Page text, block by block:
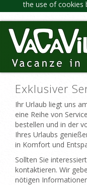
the use of cookies
Exklusiver
Ihr Urlaub liegt uns
eine Reihe von
bestellen und in der
Ihres Urlaubs
in Komfort und
Sollten Sie
kontaktieren. Wir
nötigen